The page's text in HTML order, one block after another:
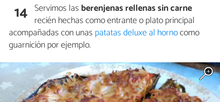
14 Servimos las berenjenas rellenas sin carne
recién hechas como entrante o plato principal
acompañadas con unas patatas deluxe al hornocomo
guarnición por ejemplo.